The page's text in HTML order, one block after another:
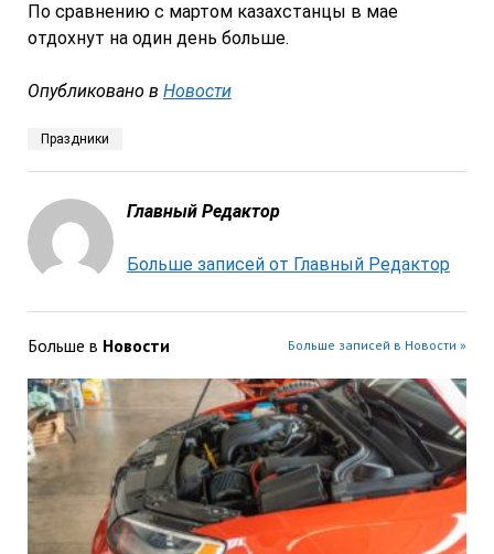
По сравнению с мартом казахстанцы в мае
отдохнут на один день больше.
Опубликовано в Новости
Праздники
Главный Редактор
Больше записей от Главный Редактор
Больше в Новости Больше записей в Новости »